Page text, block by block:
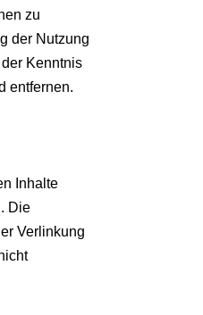
zu
der Nutzung
Kenntnis
entfernen.
Inhalte
Die
Verlinkung